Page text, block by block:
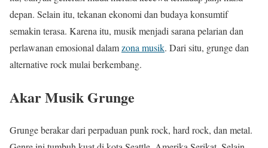
depan. Selain itu, tekanan ekonomi dan budaya konsumtif
semakin terasa. Karena itu, musik menjadi sarana pelarian dan
perlawanan emosional dalamzona musik. Dari situ, grunge dan
alternative rock mulai berkembang.
Akar Musik Grunge
Grunge berakar dari perpaduan punk rock, hard rock, dan metal.